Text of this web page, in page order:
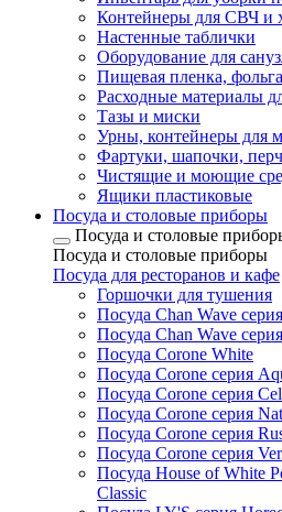
Контейнеры для СВЧ и
Настенные таблички
Оборудование для
Пищевая пленка,
Расходные материалы
Тазы и миски
Урны, контейнеры для
Фартуки, шапочки,
Чистящие и моющие
Ящики пластиковые
Посуда и столовые приборы
Посуда и столовые
Посуда и столовые приборы
Посуда для ресторанов и кафе
Горшочки для тушения
Посуда Chan Wave
Посуда Chan Wave
Посуда Corone White
Посуда Corone серия
Посуда Corone серия
Посуда Corone серия
Посуда Corone серия
Посуда Corone серия
Посуда House of White
Classic